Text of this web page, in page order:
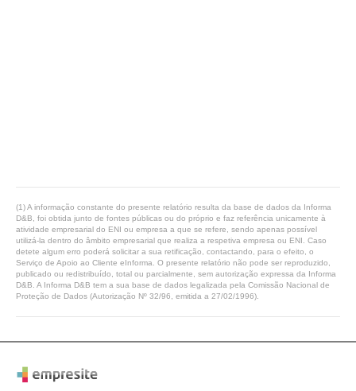
(1) A informação constante do presente relatório resulta da base de dados da Informa
D&B, foi obtida junto de fontes públicas ou do próprio e faz referência unicamente à
atividade empresarial do ENI ou empresa a que se refere, sendo apenas possível
utilizá-la dentro do âmbito empresarial que realiza a respetiva empresa ou ENI. Caso
detete algum erro poderá solicitar a sua retificação, contactando, para o efeito, o
Serviço de Apoio ao Cliente eInforma. O presente relatório não pode ser reproduzido,
publicado ou redistribuído, total ou parcialmente, sem autorização expressa da Informa
D&B. A Informa D&B tem a sua base de dados legalizada pela Comissão Nacional de
Proteção de Dados (Autorização Nº 32/96, emitida a 27/02/1996).